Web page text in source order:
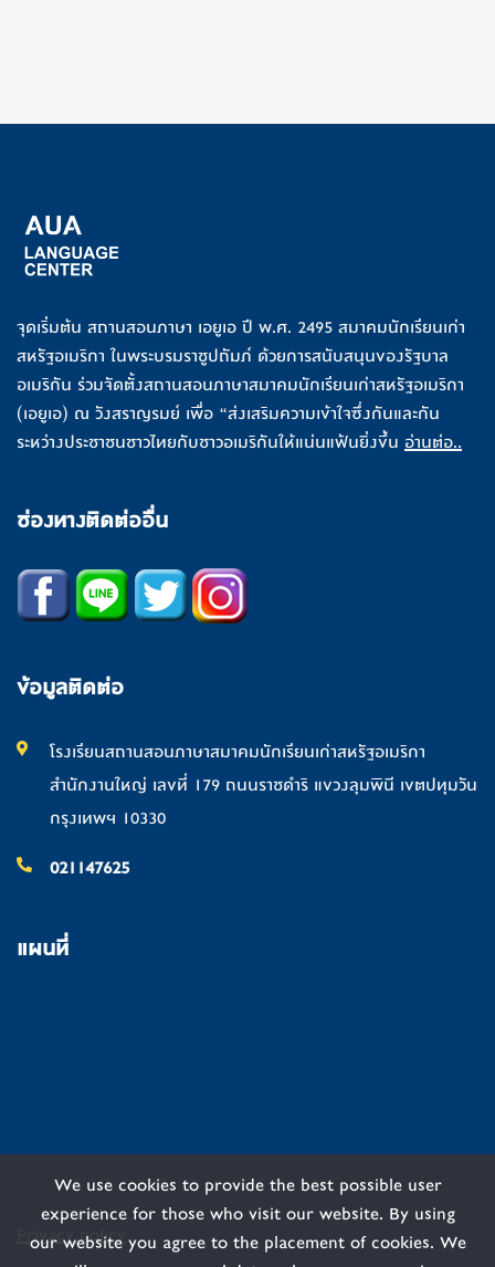
จุดเริ่มต้น สถานสอนภาษา เอยูเอ ปี พ.ศ. 2495 สมาคมนักเรียนเก่า
สหรัฐอเมริกา ในพระบรมราชูปถัมภ์ ด้วยการสนับสนุนของรัฐบาล
อเมริกัน ร่วมจัดตั้งสถานสอนภาษาสมาคมนักเรียนเก่าสหรัฐอเมริกา
(เอยูเอ) ณ วังสราญรมย์ เพื่อ “ส่งเสริมความเข้าใจซึ่งกันและกัน
ระหว่างประชาชนชาวไทยกับชาวอเมริกันให้แน่นแฟ้นยิ่งขึ้น อ่านต่อ..
ช่องทางติดต่ออื่น
ข้อมูลติดต่อ
โรงเรียนสถานสอนภาษาสมาคมนักเรียนเก่าสหรัฐอเมริกา
สำนักงานใหญ่ เลขที่ 179 ถนนราชดำริ แขวงลุมพินี เขตปทุมวัน
กรุงเทพฯ 10330
021147625
แผนที่
Privacy policy
We use cookies to provide the best possible user
experience for those who visit our website. By using
our website you agree to the placement of cookies. We